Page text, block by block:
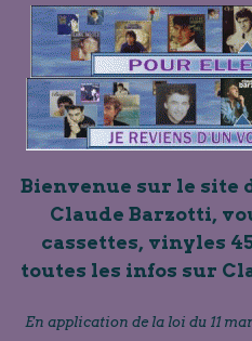
Bienvenue sur le site
Claude Barzotti,
cassettes, vinyles
toutes les infos sur
En application de la loi du 11